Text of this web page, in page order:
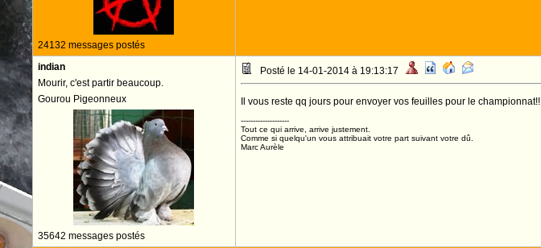
24132 messages postés
indian
Mourir, c'est partir beaucoup.
Gourou Pigeonneux
35642 messages postés
Posté le 14-01-2014 à 19:13:17
Il vous reste qq jours pour envoyer vos feuilles pour le championnat!!
--------------------
Tout ce qui arrive, arrive justement.
Comme si quelqu'un vous attribuait votre part suivant votre dû.
Marc Aurèle